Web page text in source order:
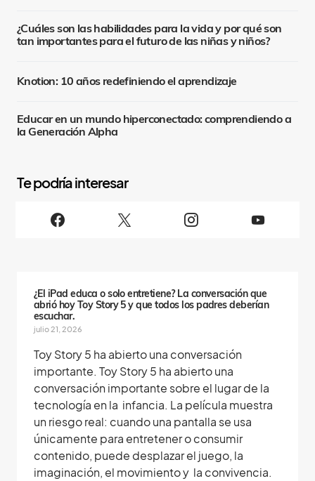
¿Cuáles son las habilidades para la vida y por qué son
tan importantes para el futuro de las niñas y niños?
Knotion: 10 años redefiniendo el aprendizaje
Educar en un mundo hiperconectado: comprendiendo a
la Generación Alpha
S
¿El iPad educa o solo entretiene? La conversación que
abrió hoy Toy Story 5 y que todos los padres deberían
escuchar.
julio 21, 2026
Toy Story 5 ha abierto una conversación
importante. Toy Story 5 ha abierto una
conversación importante sobre el lugar de la
tecnología en la infancia. La película muestra
un riesgo real: cuando una pantalla se usa
únicamente para entretener o consumir
contenido, puede desplazar el juego, la
imaginación, el movimiento y la convivencia.